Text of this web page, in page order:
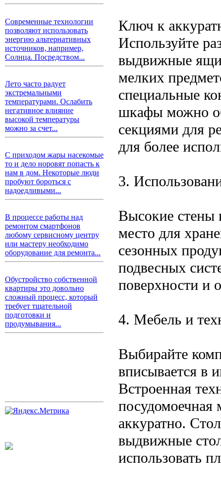
Современные технологии
позволяют использовать
энергию альтернативных
источников, например,
Солнца. Посредством...
Лето часто радует
экстремальными
температурами. Ослабить
негативное влияние
высокой температуры
можно за счет...
С приходом жары насекомые
то и дело норовят попасть к
нам в дом. Некоторые люди
пробуют бороться с
надоедливыми...
В процессе работы над
ремонтом смартфонов
любому сервисному центру
или мастеру необходимо
оборудование для ремонта...
Обустройство собственной
квартиры это довольно
сложный процесс, который
требует тщательной
подготовки и
продумывания...
Ключ к
Используйте
выдвижные
мелких
специальные
шкафы можно
секциями для
для более
3.
Высокие стены
место для
сезонных
подвесных
поверхности и
4. Мебель и
Выбирайте
вписывается в
Встроенная
посудомоечная
аккуратно.
выдвижные
использовать